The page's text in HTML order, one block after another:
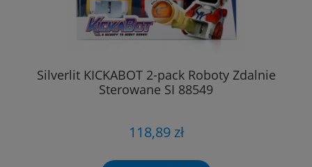
Silverlit KICKABOT 2-pack Roboty Zdalnie
Sterowane SI 88549
118,89 zł